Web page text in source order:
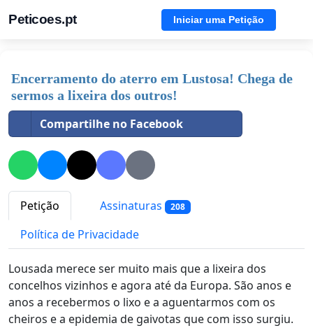
Peticoes.pt Iniciar uma Petição
Encerramento do aterro em Lustosa! Chega de
sermos a lixeira dos outros!
Compartilhe no Facebook
Petição Assinaturas 208
Política de Privacidade
Lousada merece ser muito mais que a lixeira dos
concelhos vizinhos e agora até da Europa. São anos e
anos a recebermos o lixo e a aguentarmos com os
cheiros e a epidemia de gaivotas que com isso surgiu.